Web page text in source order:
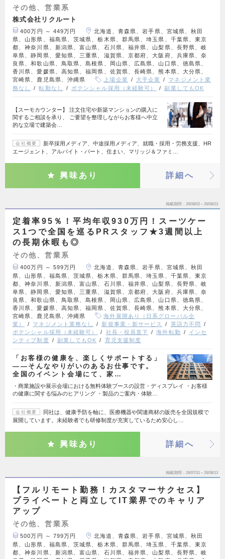
その他、営業系
株式会社リクルート
400万円 ～ 449万円
北海道、青森県、岩手県、宮城県、秋田
県、山形県、福島県、茨城県、栃木県、群馬県、埼玉県、千葉県、東京
都、神奈川県、新潟県、富山県、石川県、福井県、山梨県、長野県、岐
阜県、静岡県、愛知県、三重県、滋賀県、京都府、大阪府、兵庫県、奈
良県、和歌山県、鳥取県、島根県、岡山県、広島県、山口県、徳島県、
香川県、愛媛県、高知県、福岡県、佐賀県、長崎県、熊本県、大分県、
宮崎県、鹿児島県、沖縄県
上場企業 大手企業
マネジメント業
務なし
転勤なし ポテンシャル採用（未経験可） 副業してもOK
【スーモカウンター】 注文住宅や新築マンションの購入に
関するご相談を承り、 ご要望を整理しながらお客様へ中立
的な立場で建築会…
会社概要
新卒採用メディア、中途採用メディア、就職・採用・労務支援、HR
エージェント、アルバイト・パート、住まい、マリッジ＆ファミ…
興味あり 詳細へ
掲載期間 26/08/02～26/08/23
定着率95％！平均年収930万円！スーツケー
ス1つで全国を巡るPRスタッフ★3週間以上
の長期休暇も◎
その他、営業系
400万円 ～ 599万円
北海道、青森県、岩手県、宮城県、秋田
県、山形県、福島県、茨城県、栃木県、群馬県、埼玉県、千葉県、東京
都、神奈川県、新潟県、富山県、石川県、福井県、山梨県、長野県、岐
阜県、静岡県、愛知県、三重県、滋賀県、京都府、大阪府、兵庫県、奈
良県、和歌山県、鳥取県、島根県、岡山県、広島県、山口県、徳島県、
香川県、愛媛県、高知県、福岡県、佐賀県、長崎県、熊本県、大分県、
宮崎県、鹿児島県、沖縄県
海外展開あり（日系グローバル企
業）
マネジメント業務なし 新規事業・新サービス
英語力不問
ポテンシャル採用（未経験可）
社長・役員直下 海外転勤
インセ
ンティブ制度
副業してもOK 育児支援制度
「お客様の健康を、楽しくサポートする」
——そんなやりがいのあるお仕事です。
全国のイベント会場にて、家…
・商業施設や展示会場における無料体験ブースの設営・ディスプレイ ・お客様
の健康に関する悩みのヒアリング ・製品のご案内・体験…
会社概要
同社は、健康予防を軸に、医療機器や関連商材の販売を全国規模で
展開しています。未経験者でも研修制度が充実しているため安心し…
興味あり 詳細へ
掲載期間 26/07/31～26/08/13
【フルリモート勤務！カスタマーサクセス】
プライベートと両立してIT業界でのキャリア
アップ
その他、営業系
500万円 ～ 799万円
北海道、青森県、岩手県、宮城県、秋田
県、山形県、福島県、茨城県、栃木県、群馬県、埼玉県、千葉県、東京
都、神奈川県、新潟県、富山県、石川県、福井県、山梨県、長野県、岐